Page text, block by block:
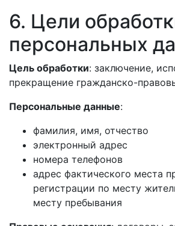
6. Цели
персональных
Цель обработки: заключение,
прекращение гражданско-
Персональные данные:
фамилия, имя, отчество
электронный адрес
номера телефонов
адрес фактического места
регистрации по месту
месту пребывания